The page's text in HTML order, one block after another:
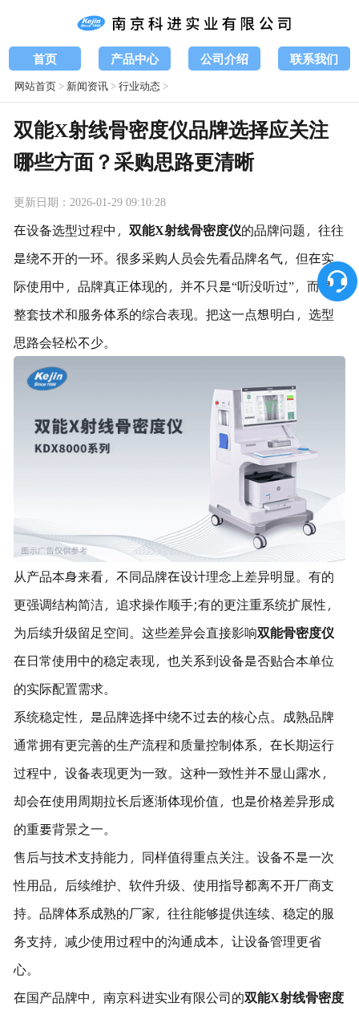
首页 产品中心 公司介绍 联系我们
网站首页> 新闻资讯>行业动态>
双能X射线骨密度仪品牌选择应关注
哪些方面？采购思路更清晰
更新日期：2026-01-29 09:10:28
在设备选型过程中， 双能X射线骨密度仪的品牌问题，往往
是绕不开的一环。很多采购人员会先看品牌名气，但在实
际使用中，品牌真正体现的，并不只是“听没听过”，而是一
整套技术和服务体系的综合表现。把这一点想明白，选型
思路会轻松不少。
从产品本身来看，不同品牌在设计理念上差异明显。有的
更强调结构简洁，追求操作顺手;有的更注重系统扩展性，
为后续升级留足空间。这些差异会直接影响双能骨密度仪
在日常使用中的稳定表现，也关系到设备是否贴合本单位
的实际配置需求。
系统稳定性，是品牌选择中绕不过去的核心点。成熟品牌
通常拥有更完善的生产流程和质量控制体系，在长期运行
过程中，设备表现更为一致。这种一致性并不显山露水，
却会在使用周期拉长后逐渐体现价值，也是价格差异形成
的重要背景之一。
售后与技术支持能力，同样值得重点关注。设备不是一次
性用品，后续维护、软件升级、使用指导都离不开厂商支
持。品牌体系成熟的厂家，往往能够提供连续、稳定的服
务支持，减少使用过程中的沟通成本，让设备管理更省
心。
在国产品牌中，南京科进实业有限公司的双能X射线骨密度